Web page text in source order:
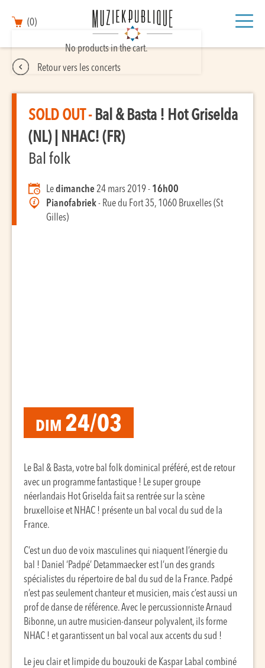
(0)
No products in the cart.
Retour vers les concerts
SOLD OUT - Bal & Basta ! Hot Griselda
(NL) | NHAC! (FR)
Bal folk
Ledimanche 24 mars 2019 - 16h00
Pianofabriek- Rue du Fort 35, 1060 Bruxelles (St
Gilles)
DIM 24/03
Le Bal & Basta, votre bal folk dominical préféré, est de retour
avec un programme fantastique ! Le super groupe
néerlandais Hot Griselda fait sa rentrée sur la scène
bruxelloise et NHAC ! présente un bal vocal du sud de la
France.
C’est un duo de voix masculines qui niaquent l’énergie du
bal ! Daniel ‘Padpé’ Detammaecker est l’un des grands
spécialistes du répertoire de bal du sud de la France. Padpé
n’est pas seulement chanteur et musicien, mais c’est aussi un
prof de danse de référence. Avec le percussionniste Arnaud
Bibonne, un autre musicien-danseur polyvalent, ils forme
NHAC ! et garantissent un bal vocal aux accents du sud !
Le jeu clair et limpide du bouzouki de Kaspar Labal combiné